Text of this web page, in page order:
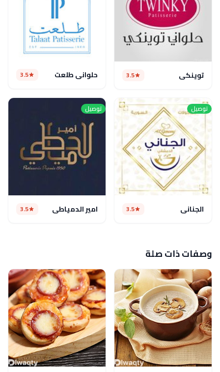
توينكي 3.5 حلواني طلعت 3.5
توصيل
الجناني 3.5
توصيل
امير الدمياطي 3.5
وصفات ذات صلة